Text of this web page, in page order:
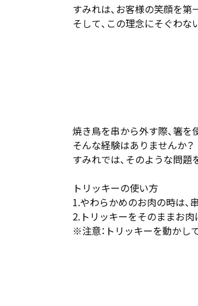
すみれは、お客様の笑顔を第
そして、この理念にそぐわな
焼き鳥を串から外す際、箸を
そんな経験はありませんか？
すみれでは、そのような問題
トリッキーの使い方
1.やわらかめのお肉の時は、
2.トリッキーをそのままお肉
※注意：トリッキーを動かし